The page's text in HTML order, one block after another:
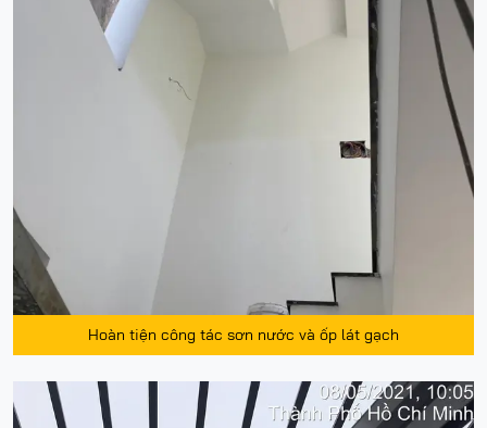
Hoàn tiện công tác sơn nước và ốp lát gạch